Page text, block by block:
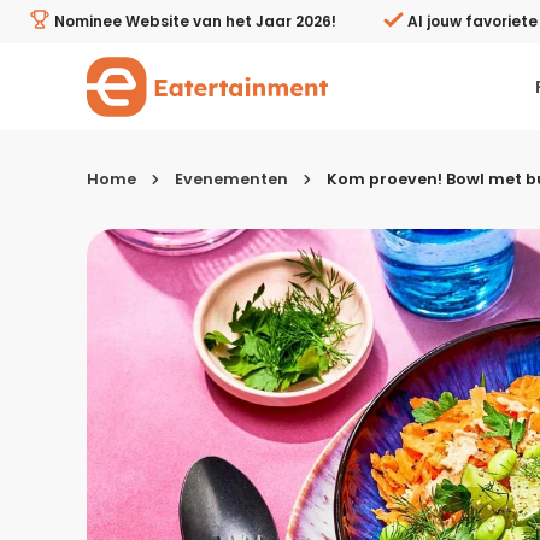
Kom proeven! Bowl met bulgur, avocado en zalm bij
Nominee Website van het Jaar 2026! Al jouw
Kies je menugang
Ontbijt
Lunch & brunch
Tussendoortjes
Voor- & tussengerechten
Home Evenementen Kom proeven! Bowl met